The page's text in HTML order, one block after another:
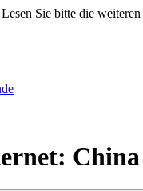
Sie bitte die